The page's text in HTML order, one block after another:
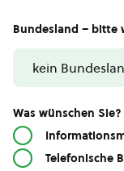
Bundesland – bitte
Was wünschen Sie?
Telefonische